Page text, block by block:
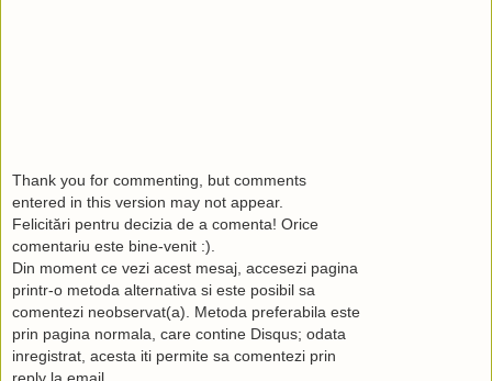
Thank you for commenting, but comments
entered in this version may not appear.
Felicitări pentru decizia de a comenta! Orice
comentariu este bine-venit :).
Din moment ce vezi acest mesaj, accesezi pagina
printr-o metoda alternativa si este posibil sa
comentezi neobservat(a). Metoda preferabila este
prin pagina normala, care contine Disqus; odata
inregistrat, acesta iti permite sa comentezi prin
reply la email.